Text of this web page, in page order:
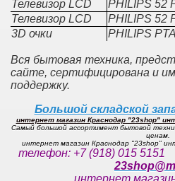
Телевизор LCD
PHILIPS 52
Телевизор LCD
PHILIPS 52
3D очки
PHILIPS
Вся бытовая техника,
сайте, сертифицирована и
поддержку.
Большой складской
интернет магазин Краснодар "23shop"
Самый большой ассортимент бытовой
ценам.
интернет магазин Краснодар "23shop"
телефон: +7 (918)
интернет